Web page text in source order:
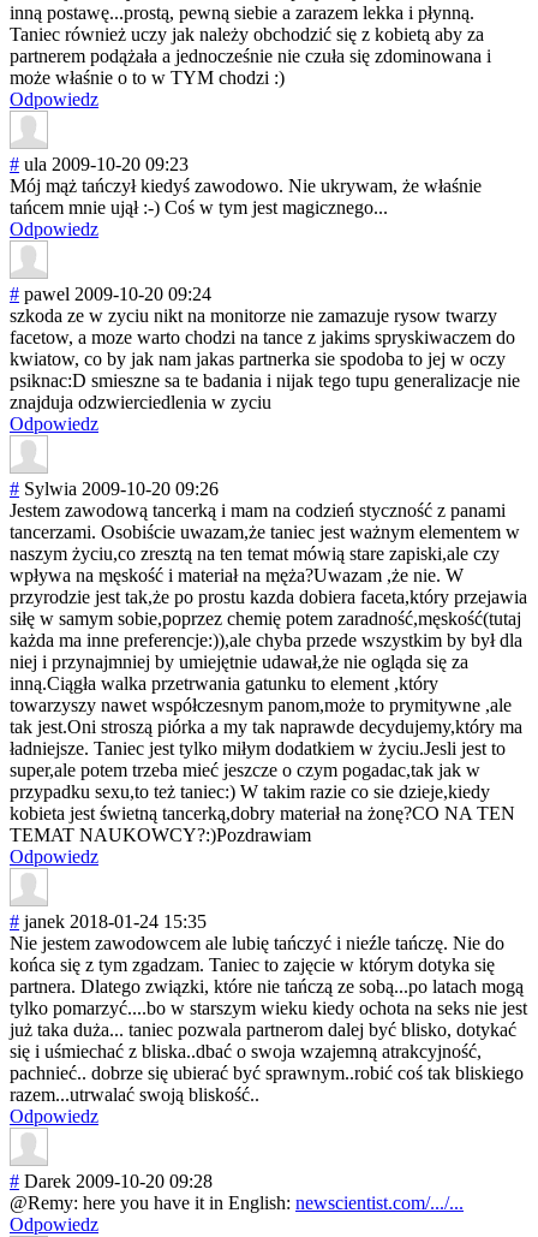
inną postawę...prostą, pewną siebie a zarazem lekka i płynną.
Taniec również uczy jak należy obchodzić się z kobietą aby za
partnerem podążała a jednocześnie nie czuła się zdominowana i
może właśnie o to w TYM chodzi :)
Odpowiedz
# ula 2009-10-20 09:23
Mój mąż tańczył kiedyś zawodowo. Nie ukrywam, że właśnie
tańcem mnie ujął :-) Coś w tym jest magicznego...
Odpowiedz
# pawel 2009-10-20 09:24
szkoda ze w zyciu nikt na monitorze nie zamazuje rysow twarzy
facetow, a moze warto chodzi na tance z jakims spryskiwaczem do
kwiatow, co by jak nam jakas partnerka sie spodoba to jej w oczy
psiknac:D smieszne sa te badania i nijak tego tupu generalizacje nie
znajduja odzwierciedlenia w zyciu
Odpowiedz
# Sylwia 2009-10-20 09:26
Jestem zawodową tancerką i mam na codzień styczność z panami
tancerzami. Osobiście uwazam,że taniec jest ważnym elementem w
naszym życiu,co zresztą na ten temat mówią stare zapiski,ale czy
wpływa na męskość i materiał na męża?Uwazam ,że nie. W
przyrodzie jest tak,że po prostu kazda dobiera faceta,który przejawia
siłę w samym sobie,poprzez chemię potem zaradność,męskość(tutaj
każda ma inne preferencje:)),ale chyba przede wszystkim by był dla
niej i przynajmniej by umiejętnie udawał,że nie ogląda się za
inną.Ciągła walka przetrwania gatunku to element ,który
towarzyszy nawet współczesnym panom,może to prymitywne ,ale
tak jest.Oni stroszą piórka a my tak naprawde decydujemy,który ma
ładniejsze. Taniec jest tylko miłym dodatkiem w życiu.Jesli jest to
super,ale potem trzeba mieć jeszcze o czym pogadac,tak jak w
przypadku sexu,to też taniec:) W takim razie co sie dzieje,kiedy
kobieta jest świetną tancerką,dobry materiał na żonę?CO NA TEN
TEMAT NAUKOWCY?:)Pozdrawiam
Odpowiedz
# janek 2018-01-24 15:35
Nie jestem zawodowcem ale lubię tańczyć i nieźle tańczę. Nie do
końca się z tym zgadzam. Taniec to zajęcie w którym dotyka się
partnera. Dlatego związki, które nie tańczą ze sobą...po latach mogą
tylko pomarzyć....bo w starszym wieku kiedy ochota na seks nie jest
już taka duża... taniec pozwala partnerom dalej być blisko, dotykać
się i uśmiechać z bliska..dbać o swoja wzajemną atrakcyjność,
pachnieć.. dobrze się ubierać być sprawnym..robić coś tak bliskiego
razem...utrwalać swoją bliskość..
Odpowiedz
# Darek 2009-10-20 09:28
@Remy: here you have it in English: newscientist.com/.../...
Odpowiedz